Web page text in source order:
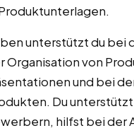
unterstützt du bei
von
und bei
Du
hilfst bei der